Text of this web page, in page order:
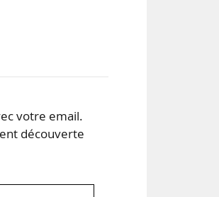
votre email.
découverte